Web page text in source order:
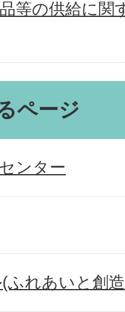
等の供給に関
ページ
ンター
ふれあいと創